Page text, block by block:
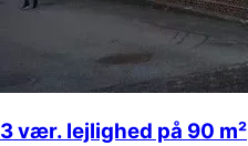
3 vær. lejlighed på 90 m²